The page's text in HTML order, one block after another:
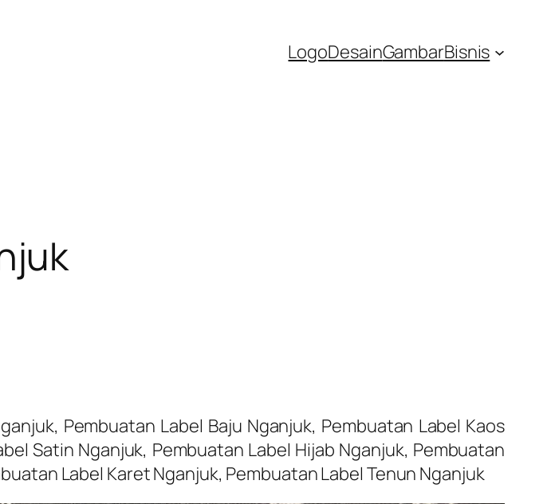
LogoDesainGambarBisnis
Pembuatan Label Baju Nganjuk, Pembuatan Label Kaos
Satin Nganjuk, Pembuatan Label Hijab Nganjuk, Pembuatan
Label Karet Nganjuk, Pembuatan Label Tenun Nganjuk